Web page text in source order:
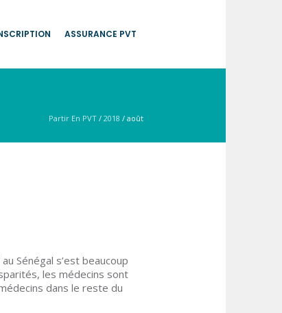
ASSURANCE PVT
Partir En PVT / 2018 / août
Sénégal s’est beaucoup
les médecins sont
dans le reste du